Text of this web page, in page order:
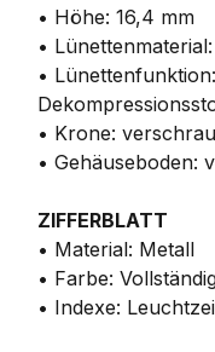
• Höhe: 16,4 mm
•
•
• Krone:
• Gehäuseboden:
ZIFFERBLATT
• Material: Metall
• Farbe:
• Indexe: